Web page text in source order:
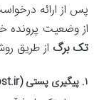
پس از ارائه
از وضعیت پرونده
تک برگ از طریق
۱. پیگیری پستی (sabtasnad.post.ir)